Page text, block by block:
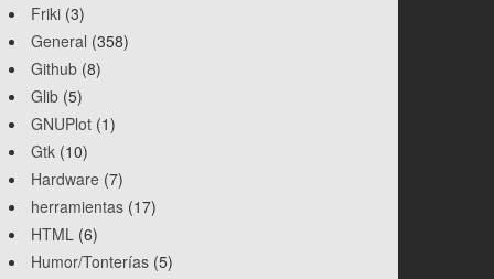
Friki (3)
General (358)
Github (8)
Glib (5)
GNUPlot (1)
Gtk (10)
Hardware (7)
herramientas (17)
HTML (6)
Humor/Tonterías (5)